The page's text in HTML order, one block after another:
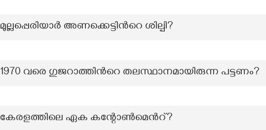
മുല്ലപ്പെരിയാർ അണക്കെട്ടിന്‍റെ ശില്പി?
1970 വരെ ഗുജറാത്തിന്‍റെ തലസ്ഥാനമായിരുന്ന പട്ടണം?
കേരളത്തിലെ ഏക കന്റോൺമെന്‍റ്?